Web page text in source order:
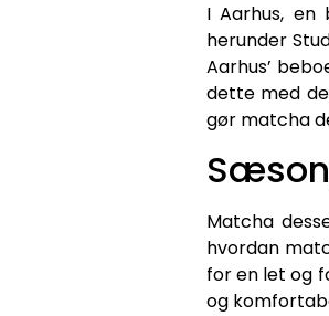
I Aarhus,
herunder
Aarhus’
dette med
gør matcha
Matcha
hvordan
for en let og
og